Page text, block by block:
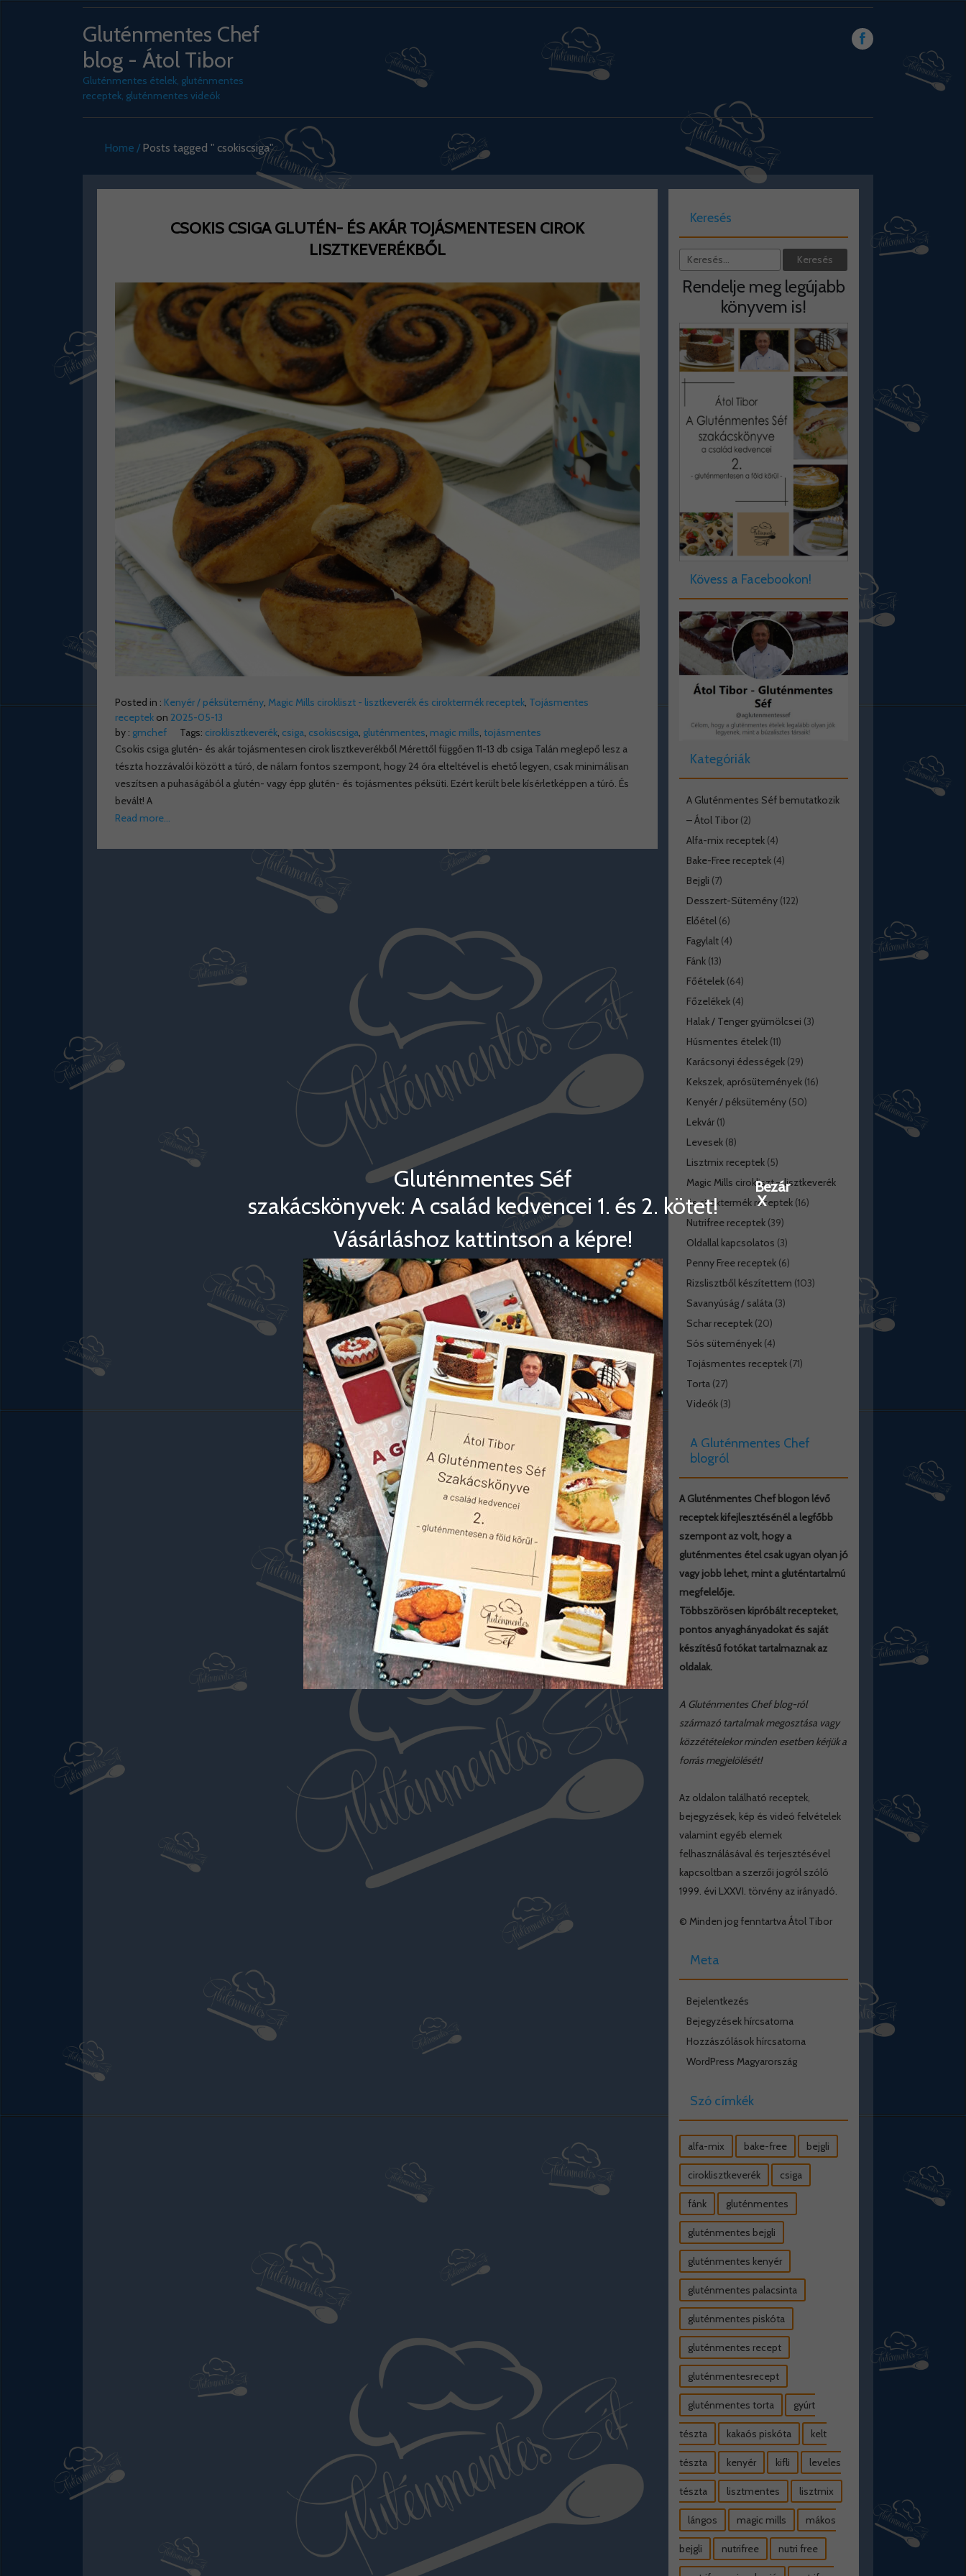
Gluténmentes Chef
blog - Átol Tibor
Gluténmentes ételek, gluténmentes
receptek, gluténmentes videók
Home Posts tagged " csokiscsiga"
CSOKIS CSIGA GLUTÉN- ÉS AKÁR TOJÁSMENTESEN CIROK
LISZTKEVERÉKBŐL
Posted in : Kenyér / péksütemény, Magic Mills cirokliszt - lisztkeverék és ciroktermék receptek, Tojásmentes
receptek on 2025-05-13
by : gmchef Tags: ciroklisztkeverék, csiga csokiscsiga gluténmentes magic mills tojásmentes
Csokis csiga glutén- és akár tojásmentesen cirok lisztkeverékből Mérettől függően 11-13 db csiga Talán meglepő lesz a
tészta hozzávalói között a túró, de nálam fontos szempont, hogy 24 óra elteltével is ehető legyen, csak minimálisan
veszítsen a puhaságából a glutén- vagy épp glutén- és tojásmentes péksüti. Ezért került bele kísérletképpen a túró. És
bevált! A
Read more…
Keresés
Rendelje meg legújabb
könyvem is!
Kövess a Facebookon!
Kategóriák
A Gluténmentes Séf bemutatkozik
– Átol Tibor(2)
Alfa-mix receptek(4)
Bake-Free receptek(4)
Bejgli (7)
Desszert-Sütemény(122)
Előétel(6)
Fagylalt(4)
Fánk(13)
Főételek(64)
Főzelékek(4)
Halak / Tenger gyümölcsei (3)
Húsmentes ételek(11)
Karácsonyi édességek(29)
Kekszek, aprósütemények(16)
Kenyér / péksütemény(50)
Lekvár(1)
Levesek(8)
Lisztmix receptek(5)
Magic Mills cirokliszt – lisztkeverék
és ciroktermék receptek(16)
Nutrifree receptek(39)
Oldallal kapcsolatos (3)
Penny Free receptek(6)
Rizslisztből készítettem (103)
Savanyúság / saláta(3)
Schar receptek(20)
Sós sütemények(4)
Tojásmentes receptek(71)
Torta(27)
Videók(3)
A Gluténmentes Chef
blogról
A Gluténmentes Chef blogon lévő
receptek kifejlesztésénél a legfőbb
szempont az volt, hogy a
gluténmentes étel csak ugyan olyan jó
vagy jobb lehet, mint a gluténtartalmú
megfelelője.
Többszörösen kipróbált recepteket,
pontos anyaghányadokat és saját
készítésű fotókat tartalmaznak az
oldalak.
A Gluténmentes Chef blog-ról
származó tartalmak megosztása vagy
közzétételekor minden esetben kérjük a
forrás megjelölését!
Az oldalon található receptek,
bejegyzések, kép és videó felvételek
valamint egyéb elemek
felhasználásával és terjesztésével
kapcsoltban a szerzői jogról szóló
1999. évi LXXVI. törvény az irányadó.
© Minden jog fenntartva Átol Tibor
Meta
Bejelentkezés
Bejegyzések hírcsatorna
Hozzászólások hírcsatorna
WordPress Magyarország
Szó címkék
alfa-mix bake-free bejgli
ciroklisztkeverék csiga
fánk gluténmentes
gluténmentes bejgli
gluténmentes kenyér
gluténmentes palacsinta
gluténmentes piskóta
gluténmentes recept
gluténmentesrecept
gluténmentes torta gyúrt
tészta kakaós piskóta kelt
tészta kenyér kifli leveles
tészta lisztmentes lisztmix
lángos magic mills mákos
bejgli nutrifree nutri free
Gluténmentes Séf
szakácskönyvek: A család kedvencei 1. és 2. kötet!
Vásárláshoz kattintson a képre!
Bezár
X